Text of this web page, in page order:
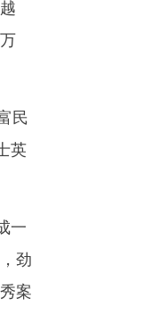
民
英
一
劲
案